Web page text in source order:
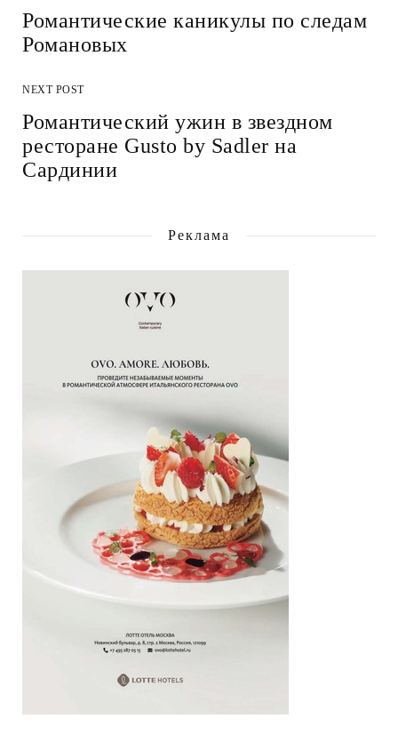
Романтические каникулы по следам
Романовых
NEXT POST
Романтический ужин в звездном
ресторане Gusto by Sadler на
Сардинии
Реклама